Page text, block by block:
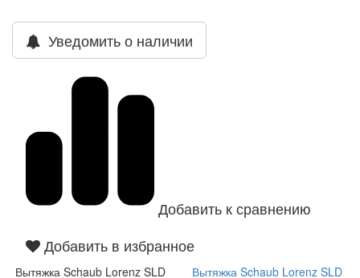
Уведомить о наличии
Добавить к сравнению
Добавить в избранное
Вытяжка Schaub Lorenz SLD
Вытяжка Schaub Lorenz SLD